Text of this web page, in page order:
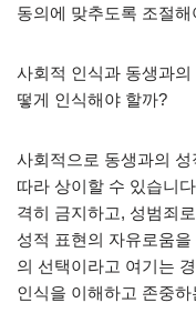
동의에 맞추도록 조절해
사회적 인식과 동생과
떻게 인식해야 할까?
사회적으로 동생과의
따라 상이할 수 있습니
격히 금지하고, 성범죄
성적 표현의 자유로움
의 선택이라고 여기는
인식을 이해하고 존중